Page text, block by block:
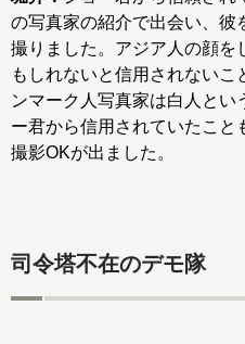
の写真家の紹介で出会い、彼
撮りました。アジア人の顔を
もしれないと信用されないこ
ンマーク人写真家は白人とい
ー君から信用されていたこと
撮影OKが出ました。
司令塔不在のデモ隊